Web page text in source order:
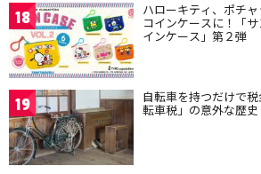
18 ハローキティ、ポチ
コインケースに！「
インケース」第２弾
19 自転車を持つだけで
転車税」の意外な歴